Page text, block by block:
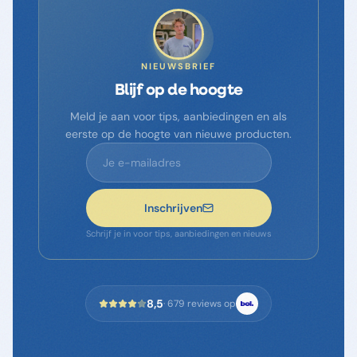
NIEUWSBRIEF
Blijf op de hoogte
Meld je aan voor tips, aanbiedingen en als
eerste op de hoogte van nieuwe producten.
Inschrijven
Schrijf je in voor tips, aanbiedingen en nieuws
8,5·679 reviews op